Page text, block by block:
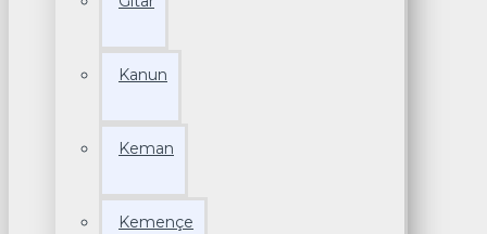
Kanun
Keman
Kemençe